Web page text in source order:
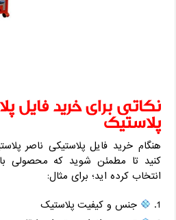
نکاتی برای خرید فایل
پلاستیک
هنگام خرید فایل پلاستیکی ناصر
کنید تا مطمئن شوید که محصولی
انتخاب کرده اید؛ برای مثال:
جنس و کیفیت پلاستیک